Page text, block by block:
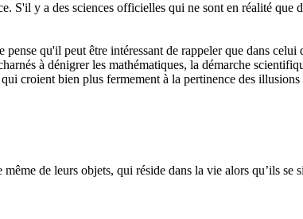
S'il y a des sciences officielles qui ne sont en réalité que
qu'il peut être intéressant de rappeler que dans celui
à dénigrer les mathématiques, la démarche
croient bien plus fermement à la pertinence des
de leurs objets, qui réside dans la vie alors qu’ils se